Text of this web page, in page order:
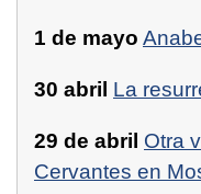
1 de mayo
30 abril La
29 de abril Otra
Cervantes en